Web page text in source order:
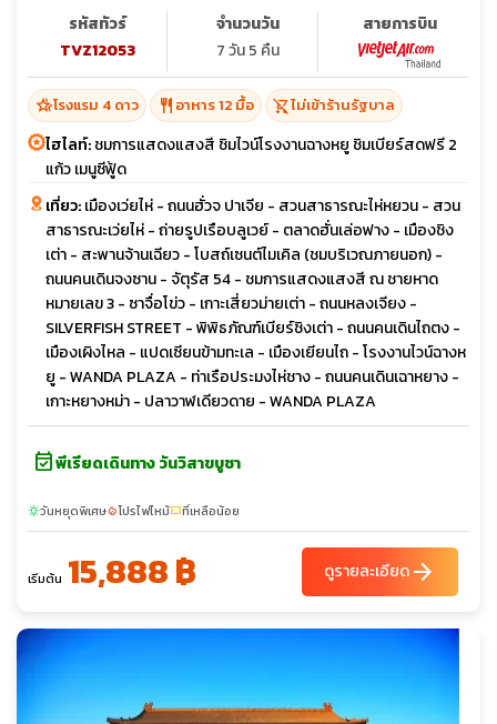
รหัสทัวร์
TVZ12053
จำนวนวัน
7 วัน 5 คืน
สายการบิน
hotel_classโรงแรม 4 ดาว restaurant อาหาร 12 มื้อ shopping_cart_offไม่เข้าร้านรัฐบาล
ไฮไลท์:ชมการแสดงแสงสี ชิมไวน์โรงงานฉางหยู ชิมเบียร์สดฟรี 2
แก้ว เมนูซีฟู้ด
เที่ยว:เมืองเว่ยไห่ - ถนนฮั่วจ ปาเจีย - สวนสาธารณะไห่หยวน - สวน
สาธารณะเว่ยไห่ - ถ่ายรูปเรือบลูเวย์ - ตลาดฮั่นเล่อฟาง - เมืองชิง
เต่า - สะพานจ้านเฉียว - โบสถ์เซนต์ไมเคิล (ชมบริเวณภายนอก) -
ถนนคนเดินจงซาน - จัตุรัส 54 - ชมการแสดงแสงสี ณ ชายหาด
หมายเลข 3 - ซาจื่อโข่ว - เกาะเสี่ยวม่ายเต่า - ถนนหลงเจียง -
SILVERFISH STREET - พิพิธภัณฑ์เบียร์ชิงเต่า - ถนนคนเดินไถตง -
เมืองเผิงไหล - แปดเซียนข้ามทะเล - เมืองเยียนไถ - โรงงานไวน์ฉางห
ยู - WANDA PLAZA - ท่าเรือประมงไห่ชาง - ถนนคนเดินเฉาหยาง -
เกาะหยางหม่า - ปลาวาฬเดียวดาย - WANDA PLAZA
event_availableพีเรียดเดินทาง วันวิสาขบูชา
sunnyวันหยุดพิเศษlocal_fire_departmentโปรไฟไหม้confirmation_numberที่เหลือน้อย
เริ่มต้น 15,888 ฿ ดูรายละเอียดarrow_forward